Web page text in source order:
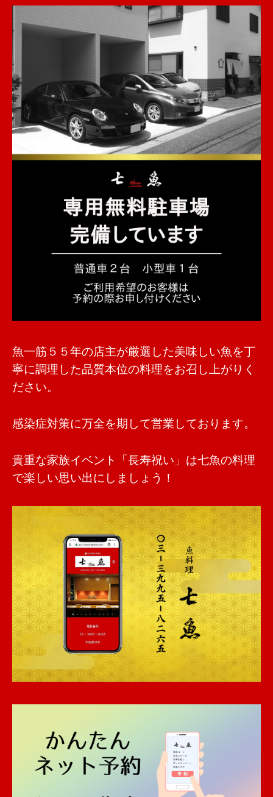
魚一筋５５年の店主が厳選した美味しい魚を丁
寧に調理した品質本位の料理をお召し上がりく
ださい。
感染症対策に万全を期して営業しております。
貴重な家族イベント「長寿祝い」は七魚の料理
で楽しい思い出にしましょう！